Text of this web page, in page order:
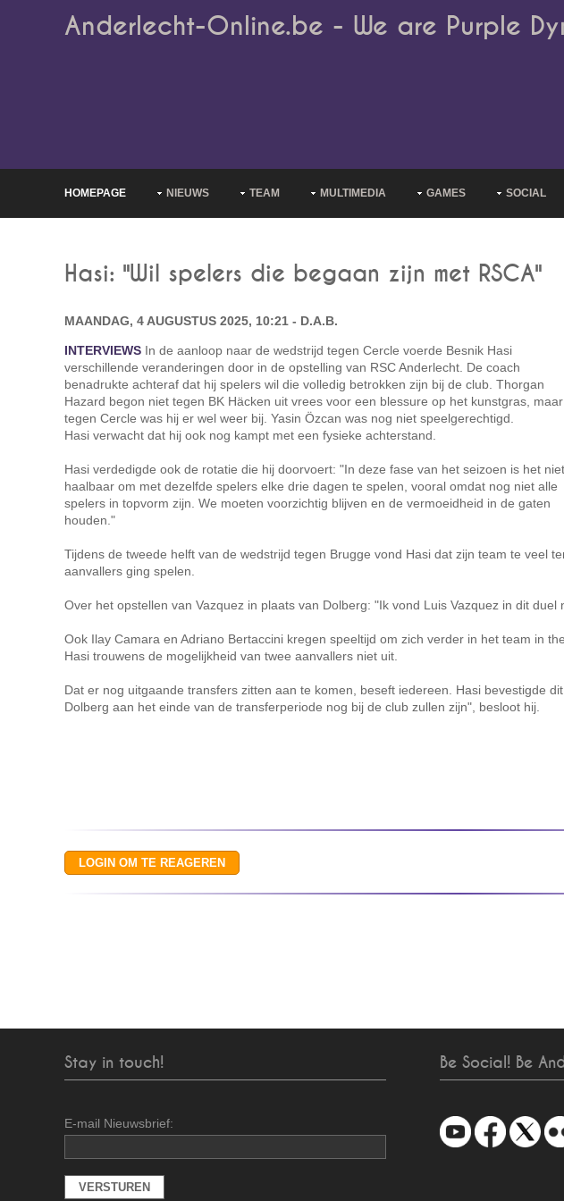
Anderlecht-Online.be - We are Purple
HOMEPAGE NIEUWS TEAM MULTIMEDIA GAMES SOCIAL
Hasi: "Wil spelers die begaan zijn met RSCA"
MAANDAG, 4 AUGUSTUS 2025, 10:21 - D.A.B.
INTERVIEWS In de aanloop naar de wedstrijd tegen Cercle voerde Besnik Hasi
verschillende veranderingen door in de opstelling van RSC Anderlecht. De coach
benadrukte achteraf dat hij spelers wil die volledig betrokken zijn bij de club. Thorgan
Hazard begon niet tegen BK Häcken uit vrees voor een blessure op het kunstgras, maar
tegen Cercle was hij er wel weer bij. Yasin Özcan was nog niet speelgerechtigd.
Hasi verwacht dat hij ook nog kampt met een fysieke achterstand.
Hasi verdedigde ook de rotatie die hij doorvoert: "In deze fase van het seizoen is het niet
haalbaar om met dezelfde spelers elke drie dagen te spelen, vooral omdat nog niet alle
spelers in topvorm zijn. We moeten voorzichtig blijven en de vermoeidheid in de gaten
houden."
Tijdens de tweede helft van de wedstrijd tegen Brugge vond Hasi dat zijn team te veel
aanvallers ging spelen.
Over het opstellen van Vazquez in plaats van Dolberg: "Ik vond Luis Vazquez in dit duel
Ook Ilay Camara en Adriano Bertaccini kregen speeltijd om zich verder in het team in
Hasi trouwens de mogelijkheid van twee aanvallers niet uit.
Dat er nog uitgaande transfers zitten aan te komen, beseft iedereen. Hasi bevestigde
Dolberg aan het einde van de transferperiode nog bij de club zullen zijn", besloot hij.
Stay in touch!
E-mail Nieuwsbrief:
Be Social! Be